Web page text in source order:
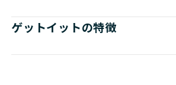
ゲットイットの特徴